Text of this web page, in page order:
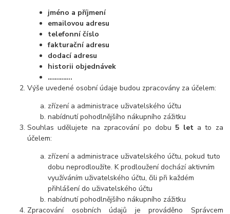
jméno a příjmení
emailovou adresu
telefonní číslo
fakturační adresu
dodací adresu
historii objednávek
…………..
Výše uvedené osobní údaje budou zpracovány za účelem:
zřízení a administrace uživatelského účtu
nabídnutí pohodlnějšího nákupního zážitku
Souhlas udělujete na zpracování po dobu 5 leta to za
účelem:
zřízení a administrace uživatelského účtu, pokud tuto
dobu neprodloužíte. K prodloužení dochází aktivním
využíváním uživatelského účtu, čili při každém
přihlášení do uživatelského účtu
nabídnutí pohodlnějšího nákupního zážitku
Zpracování osobních údajů je prováděno Správcem